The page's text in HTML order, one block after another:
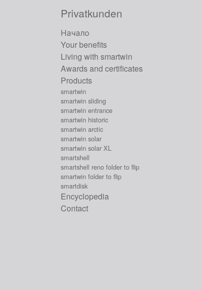
Privatkunden
Начало
Your benefits
Living with smartwin
Awards and certificates
Products
smartwin
smartwin sliding
smartwin entrance
smartwin historic
smartwin arctic
smartwin solar
smartwin solar XL
smartshell
smartshell reno folder to flip
smartwin folder to flip
smartdisk
Encyclopedia
Contact